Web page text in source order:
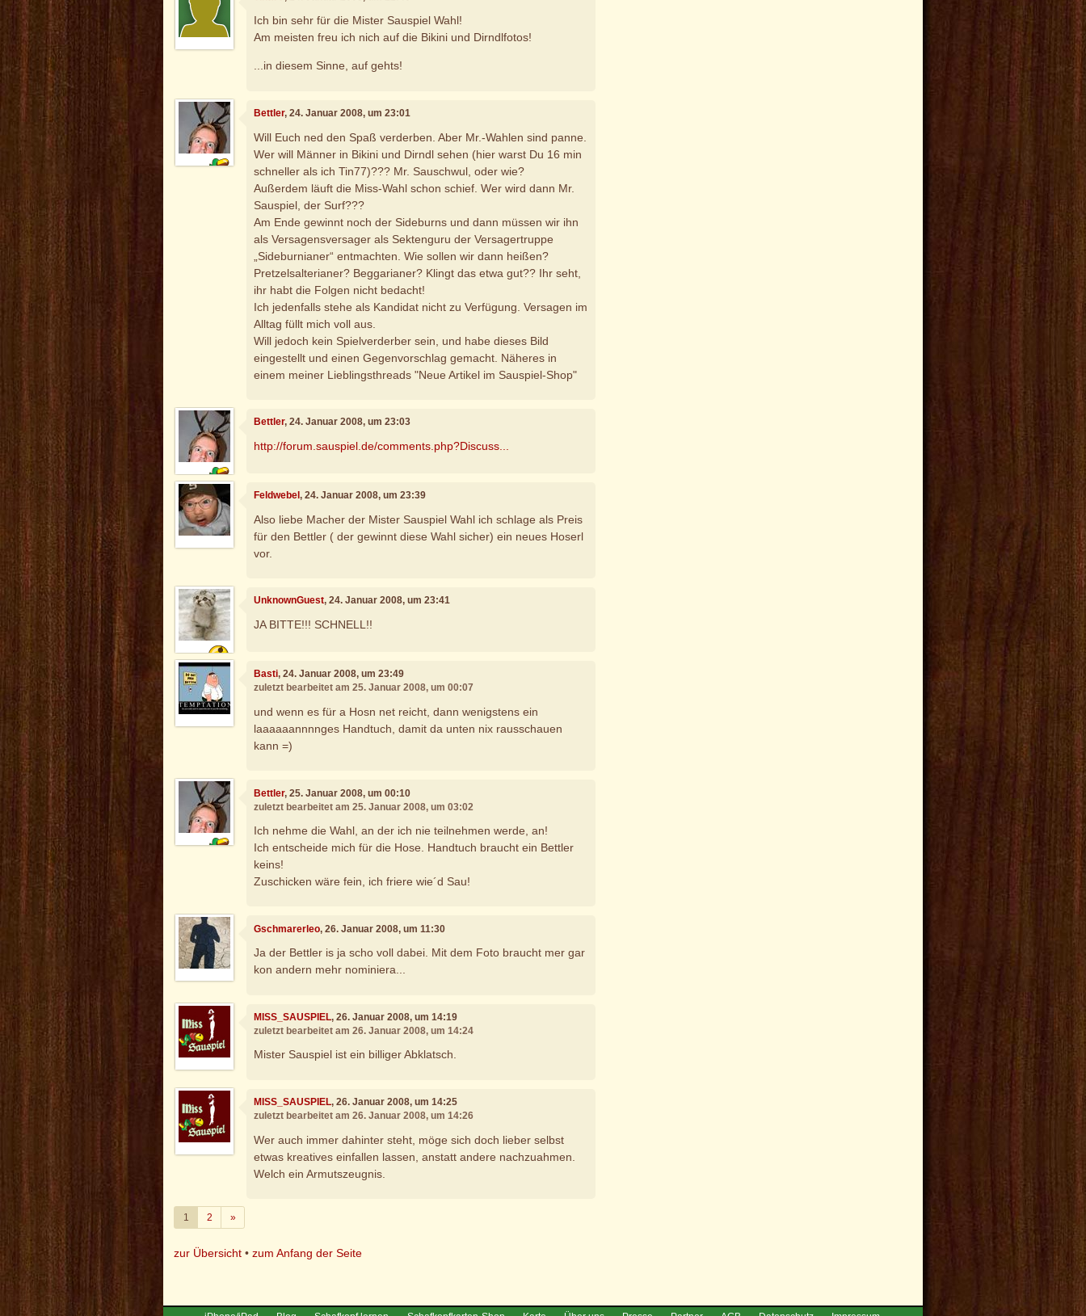
Ich bin sehr für die Mister Sauspiel Wahl!
Am meisten freu ich nich auf die Bikini und Dirndlfotos!
...in diesem Sinne, auf gehts!
Bettler, 24. Januar 2008, um 23:01
Will Euch ned den Spaß verderben. Aber Mr.-Wahlen sind panne.
Wer will Männer in Bikini und Dirndl sehen (hier warst Du 16 min
schneller als ich Tin77)??? Mr. Sauschwul, oder wie?
Außerdem läuft die Miss-Wahl schon schief. Wer wird dann Mr.
Sauspiel, der Surf???
Am Ende gewinnt noch der Sideburns und dann müssen wir ihn
als Versagensversager als Sektenguru der Versagertruppe
„Sideburnianer“ entmachten. Wie sollen wir dann heißen?
Pretzelsalterianer? Beggarianer? Klingt das etwa gut?? Ihr seht,
ihr habt die Folgen nicht bedacht!
Ich jedenfalls stehe als Kandidat nicht zu Verfügung. Versagen im
Alltag füllt mich voll aus.
Will jedoch kein Spielverderber sein, und habe dieses Bild
eingestellt und einen Gegenvorschlag gemacht. Näheres in
einem meiner Lieblingsthreads "Neue Artikel im Sauspiel-Shop"
Bettler, 24. Januar 2008, um 23:03
http://forum.sauspiel.de/comments.php?Discuss...
Feldwebel, 24. Januar 2008, um 23:39
Also liebe Macher der Mister Sauspiel Wahl ich schlage als Preis
für den Bettler ( der gewinnt diese Wahl sicher) ein neues Hoserl
vor.
UnknownGuest, 24. Januar 2008, um 23:41
JA BITTE!!! SCHNELL!!
Basti, 24. Januar 2008, um 23:49
zuletzt bearbeitet am 25. Januar 2008, um 00:07
und wenn es für a Hosn net reicht, dann wenigstens ein
laaaaaannnnges Handtuch, damit da unten nix rausschauen
kann =)
Bettler, 25. Januar 2008, um 00:10
zuletzt bearbeitet am 25. Januar 2008, um 03:02
Ich nehme die Wahl, an der ich nie teilnehmen werde, an!
Ich entscheide mich für die Hose. Handtuch braucht ein Bettler
keins!
Zuschicken wäre fein, ich friere wie´d Sau!
Gschmarerleo, 26. Januar 2008, um 11:30
Ja der Bettler is ja scho voll dabei. Mit dem Foto braucht mer gar
kon andern mehr nominiera...
MISS_SAUSPIEL, 26. Januar 2008, um 14:19
zuletzt bearbeitet am 26. Januar 2008, um 14:24
Mister Sauspiel ist ein billiger Abklatsch.
MISS_SAUSPIEL, 26. Januar 2008, um 14:25
zuletzt bearbeitet am 26. Januar 2008, um 14:26
Wer auch immer dahinter steht, möge sich doch lieber selbst
etwas kreatives einfallen lassen, anstatt andere nachzuahmen.
Welch ein Armutszeugnis.
1 2 »Weiter
zur Übersicht •zum Anfang der Seite